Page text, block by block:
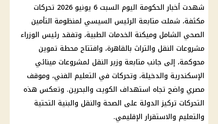
شهدت أخبار الحكومة اليوم السبت 6 يونيو 2026 تحركات
مكثفة، شملت متابعة الرئيس السيسي لمنظومة التأمين
الصحي الشامل وميكنة الخدمات الطبية، وتفقد رئيس الوزراء
مشروعات النقل والتراث بالقاهرة، وافتتاح محطة تموين
محوكمة، إلى جانب متابعة وزير النقل لمشروعات مينائي
الإسكندرية والدخيلة، وتحركات في التعليم الفني، وموقف
مصري واضح تجاه استهداف الكويت والبحرين. وتعكس هذه
التحركات تركيز الدولة على الصحة والنقل والبنية التحتية
والتعليم والاستقرار الإقليمي.